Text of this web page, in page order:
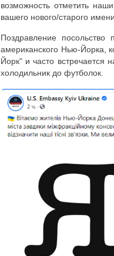
возможность отметить
вашего нового/старого
Поздравление посольство
американского Нью-Йорка,
Йорк" и часто встречается
холодильник до футболок.